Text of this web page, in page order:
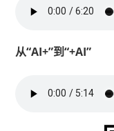
从“AI+”到“+AI”